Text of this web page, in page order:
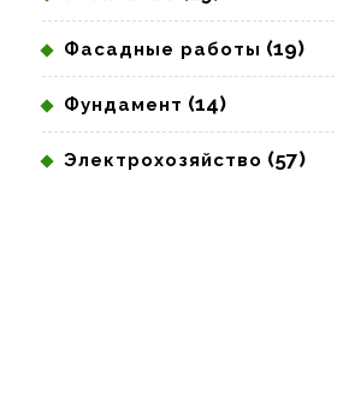
Фасадные работы (19)
Фундамент (14)
Электрохозяйство (57)